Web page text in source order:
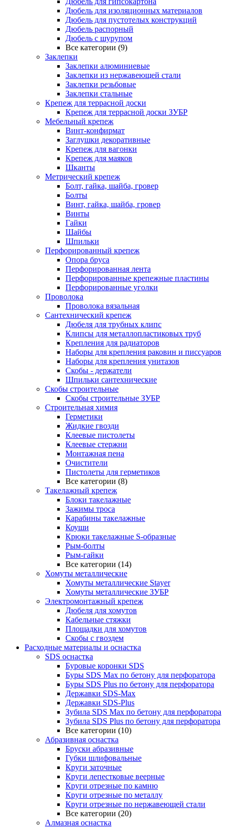
Дюбель для изоляционных материалов
Дюбель для пустотелых конструкций
Дюбель распорный
Дюбель с шурупом
Все категории (9)
Заклепки
Заклепки алюминиевые
Заклепки из нержавеющей стали
Заклепки резьбовые
Заклепки стальные
Крепеж для террасной доски
Крепеж для террасной доски ЗУБР
Мебельный крепеж
Винт-конфирмат
Заглушки декоративные
Крепеж для вагонки
Крепеж для маяков
Шканты
Метрический крепеж
Болт, гайка, шайба, гровер
Болты
Винт, гайка, шайба, гровер
Винты
Гайки
Шайбы
Шпильки
Перфорированный крепеж
Опора бруса
Перфорированная лента
Перфорированные крепежные пластины
Перфорированные уголки
Проволока
Проволока вязальная
Сантехнический крепеж
Дюбеля для трубных клипс
Клипсы для металлопластиковых труб
Крепления для радиаторов
Наборы для крепления раковин и писсуаров
Наборы для крепления унитазов
Скобы - держатели
Шпильки сантехнические
Скобы строительные
Скобы строительные ЗУБР
Строительная химия
Герметики
Жидкие гвозди
Клеевые пистолеты
Клеевые стержни
Монтажная пена
Очистители
Пистолеты для герметиков
Все категории (8)
Такелажный крепеж
Блоки такелажные
Зажимы троса
Карабины такелажные
Коуши
Крюки такелажные S-образные
Рым-болты
Рым-гайки
Все категории (14)
Хомуты металлические
Хомуты металлические Stayer
Хомуты металлические ЗУБР
Электромонтажный крепеж
Дюбеля для хомутов
Кабельные стяжки
Площадки для хомутов
Скобы с гвоздем
Расходные материалы и оснастка
SDS оснастка
Буровые коронки SDS
Буры SDS Max по бетону для перфоратора
Буры SDS Plus по бетону для перфоратора
Державки SDS-Max
Державки SDS-Plus
Зубила SDS Mах по бетону для перфоратора
Зубила SDS Plus по бетону для перфоратора
Все категории (10)
Абразивная оснастка
Бруски абразивные
Губки шлифовальные
Круги заточные
Круги лепестковые веерные
Круги отрезные по камню
Круги отрезные по металлу
Круги отрезные по нержавеющей стали
Все категории (20)
Алмазная оснастка